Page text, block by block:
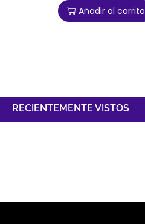
Añadir al carrito
RECIENTEMENTE VISTOS